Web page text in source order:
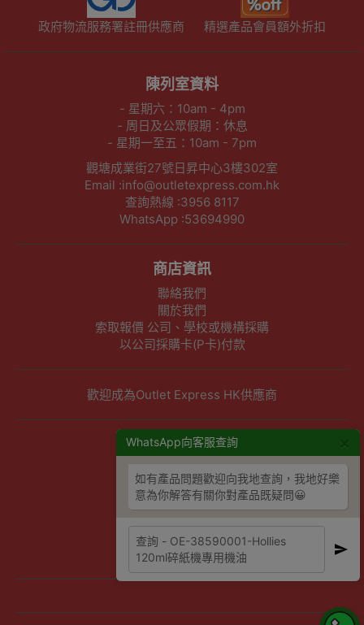
WhatsApp向客服查詢
如有產品問題歡迎向我地查詢，我地好樂
意為你解答有關你對產品既疑問😀
政府物流服務署註冊供應商 精選產品會員額外折扣
陳列室資料
- 星期六：10am - 4pm
- 周日及公眾假期：休息
- 星期一至五：10am - 7pm
觀塘成業街27號日昇中心3樓302室
Email :info@outletexpress.com.hk
查詢熱線 :3956 8117
WhatsApp :53694990
商店資訊
聯絡我們
關於我們
索取報價 公司、學校或機構採購
以公司採購卡(P卡)付款
歡迎成為Outlet Express HK供應商
其他資訊
隱私權及條款聲明
保養條款及更換政策
條款及細則
網站地圖